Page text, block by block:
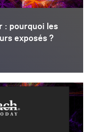
: pourquoi les
exposés ?